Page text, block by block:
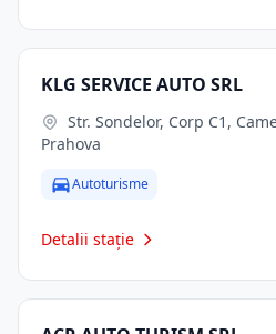
KLG SERVICE AUTO SRL
Prahova
Autoturisme
Detalii stație